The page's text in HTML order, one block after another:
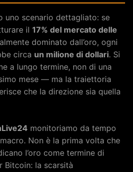
uno scenario dettagliato: se
il 17% del mercato delle
dominato dall’oro, ogni
circa un milione di dollari. Si
a lungo termine, non di una
mese — ma la traiettoria
che la direzione sia quella
monitoriamo da tempo
Non è la prima volta che
l’oro come termine di
Bitcoin: la scarsità